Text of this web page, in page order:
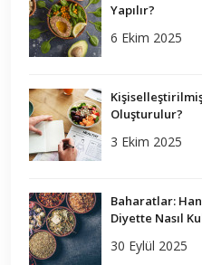
Yapılır?
6 Ekim 2025
Oluşturulur?
3 Ekim 2025
Baharatlar:
Diyette Nasıl
30 Eylül 2025